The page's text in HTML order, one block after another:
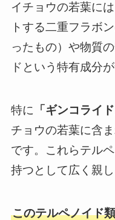
イチョウの若葉に
トする二重フラボ
ったもの）や物質
ドという特有成分
特に 「ギンコライ
チョウの若葉に含
です。これらテル
持つとして広く親
このテルペノイド